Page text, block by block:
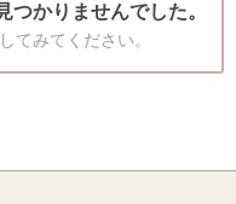
つかりませんでした。
てみてください。